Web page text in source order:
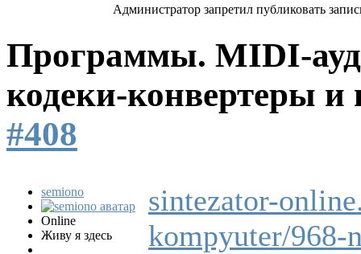
Администратор запретил публиковать
Программы. MIDI-
кодеки-конвертеры
#408
semiono
Online
Живу я здесь
sintezator-
kompyuter/968-